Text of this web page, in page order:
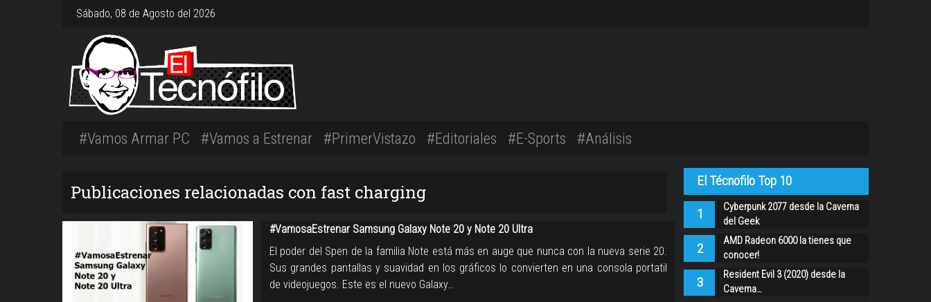
Sábado, 08 de Agosto del 2026
#Vamos Armar PC #Vamos a Estrenar #PrimerVistazo #Editoriales #E-Sports #Análisis
Publicaciones relacionadas con fast charging
#VamosaEstrenar Samsung Galaxy Note 20 y Note 20 Ultra
El poder del Spen de la familia Note está más en auge que nunca con la nueva serie 20.
Sus grandes pantallas y suavidad en los gráficos lo convierten en una consola portatil
de videojuegos. Este es el nuevo Galaxy…
El Técnofilo Top 10
1
Cyberpunk 2077 desde la Caverna
del Geek
2
AMD Radeon 6000 la tienes que
conocer!
3
Resident Evil 3 (2020) desde la
Caverna…